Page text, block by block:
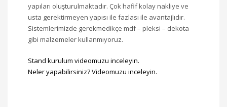
yapıları oluşturulmaktadır. Çok hafif kolay nakliye ve
usta gerektirmeyen yapısı ile fazlası ile avantajlıdır.
Sistemlerimizde gerekmedikçe mdf – pleksi – dekota
gibi malzemeler kullanmıyoruz.
Stand kurulum videomuzu inceleyin.
Neler yapabilirsiniz? Videomuzu inceleyin.